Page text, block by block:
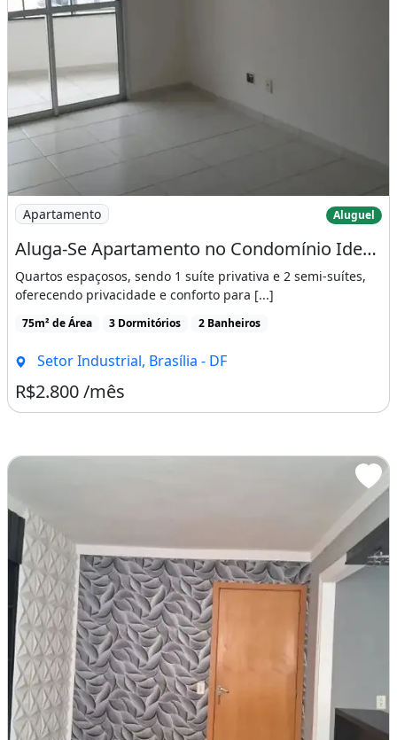
Imagem: Aluga-Se Apartamento no Condomínio Idealle
Apartamento Aluguel
Aluga-Se Apartamento no Condomínio Idealle Gama
Quartos espaçosos, sendo 1 suíte privativa e 2 semi-suítes,
oferecendo privacidade e conforto para [...]
75m² de Área 3 Dormitórios 2 Banheiros
Setor Industrial, Brasília - DF
R$2.800 /mês